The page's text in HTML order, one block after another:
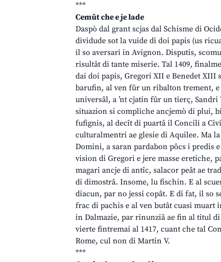
***
Cemût che e je lade
Daspò dal grant scjas dal Schisme di
dividude sot la vuide di doi papis (us
il so aversari in Avignon. Disputis,
risultât di tante miserie. Tal 1409,
dai doi papis, Gregori XII e Benedet
barufin, al ven fûr un ribalton trement,
universâl, a ’nt cjatin fûr un tierç,
situazion si compliche ancjemò di plui,
fufignis, al decît di puartâ il Concili a
culturalmentri ae glesie di Aquilee. Ma
Domini, a saran pardabon pôcs i predis
vision di Gregori e jere masse eretiche,
magari ancje di antîc, salacor peât ae
di dimostrâ. Insome, lu fischin. E al
diacun, par no jessi copât. E di fat, il so
frac di pachis e al ven butât cuasi
in Dalmazie, par rinunziâ ae fin al titul
vierte fintremai al 1417, cuant che tal
Rome, cul non di Martin V.
***